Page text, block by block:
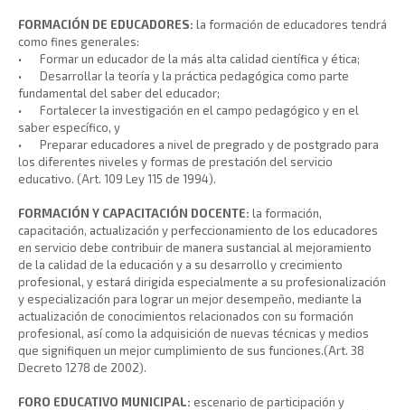
FORMACIÓN DE EDUCADORES: la formación de educadores tendrá
como fines generales:
•
Formar un educador de la más alta calidad científica y ética;
•
Desarrollar la teoría y la práctica pedagógica como parte
fundamental del saber del educador;
•
Fortalecer la investigación en el campo pedagógico y en el
saber específico, y
•
Preparar educadores a nivel de pregrado y de postgrado para
los diferentes niveles y formas de prestación del servicio
educativo. (Art. 109 Ley 115 de 1994).
FORMACIÓN Y CAPACITACIÓN DOCENTE: la formación,
capacitación, actualización y perfeccionamiento de los educadores
en servicio debe contribuir de manera sustancial al mejoramiento
de la calidad de la educación y a su desarrollo y crecimiento
profesional, y estará dirigida especialmente a su profesionalización
y especialización para lograr un mejor desempeño, mediante la
actualización de conocimientos relacionados con su formación
profesional, así como la adquisición de nuevas técnicas y medios
que signifiquen un mejor cumplimiento de sus funciones.(Art. 38
Decreto 1278 de 2002).
FORO EDUCATIVO MUNICIPAL: escenario de participación y